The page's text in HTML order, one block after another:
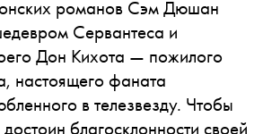
романов Сэм Дюшан
Сервантеса и
Дон Кихота — пожилого
настоящего фаната
в телезвезду. Чтобы
благосклонности своей